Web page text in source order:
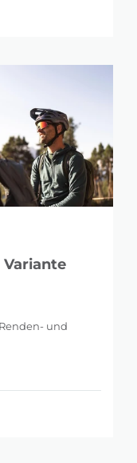
Variante
und